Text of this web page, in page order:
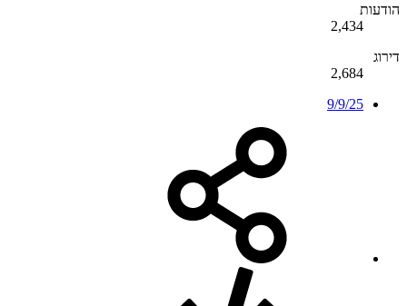
הודעות
2,434
דירוג
2,684
9/9/25